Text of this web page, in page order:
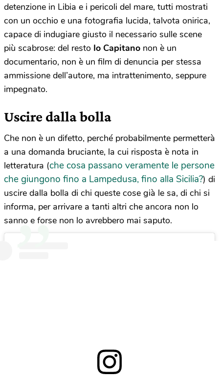
detenzione in Libia e i pericoli del mare, tutti mostrati
con un occhio e una fotografia lucida, talvota onirica,
capace di indugiare giusto il necessario sulle scene
più scabrose: del resto Io Capitano non è un
documentario, non è un film di denuncia per stessa
ammissione dell’autore, ma intrattenimento, seppure
impegnato.
Uscire dalla bolla
Che non è un difetto, perché probabilmente permetterà
a una domanda bruciante, la cui risposta è nota in
letteratura (che cosa passano veramente le persone
che giungono fino a Lampedusa, fino alla Sicilia?) di
uscire dalla bolla di chi queste cose già le sa, di chi si
informa, per arrivare a tanti altri che ancora non lo
sanno e forse non lo avrebbero mai saputo.